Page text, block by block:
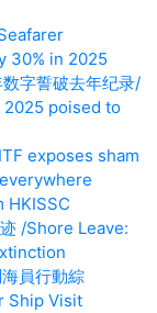
30% in 2025
字誓破去年纪录/
2025 poised to
exposes sham
HKISSC
/Shore Leave:
員行動綜
Ship Visit